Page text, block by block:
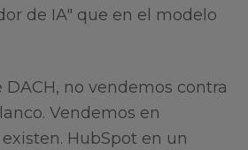
de IA" que en el modelo
DACH, no vendemos contra
Vendemos en
HubSpot en un